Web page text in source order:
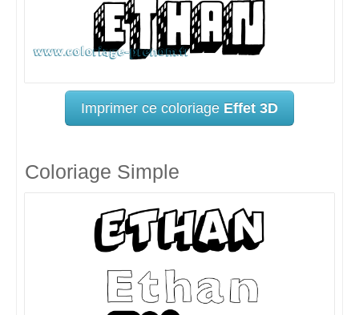
Imprimer ce coloriage Effet 3D
Coloriage Simple